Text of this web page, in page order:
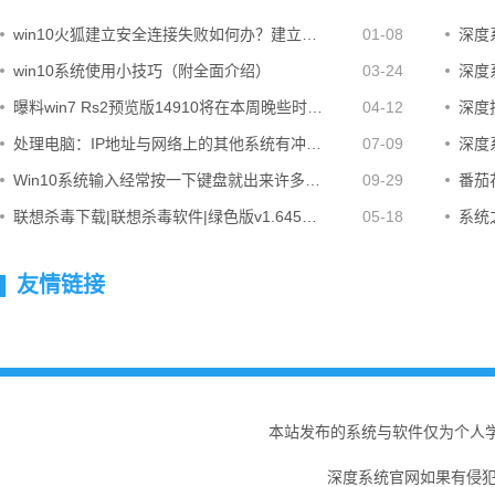
win10火狐建立安全连接失败如何办？建立… 01-08
win10系统使用小技巧（附全面介绍） 03-24
曝料win7 Rs2预览版14910将在本周晚些时… 04-12
处理电脑：IP地址与网络上的其他系统有冲… 07-09
Win10系统输入经常按一下键盘就出来许多… 09-29
联想杀毒下载|联想杀毒软件|绿色版v1.645… 05-18
深度
深度
深度
深度
番茄
系统
友情链接
本站发布的系统与软件仅为个人
深度系统官网如果有侵